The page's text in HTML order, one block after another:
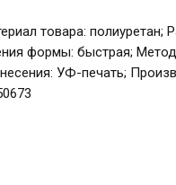
товара: полиуретан;
формы: быстрая;
УФ-печать;